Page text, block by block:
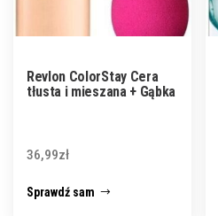
Revlon ColorStay Cera
tłusta i mieszana + Gąbka
36,99zł
Sprawdź sam